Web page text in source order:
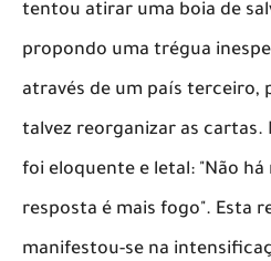
tentou atirar uma boia de
propondo uma trégua
através de um país terceiro,
talvez reorganizar as cartas.
foi eloquente e letal: "Não
resposta é mais fogo". Esta
manifestou-se na